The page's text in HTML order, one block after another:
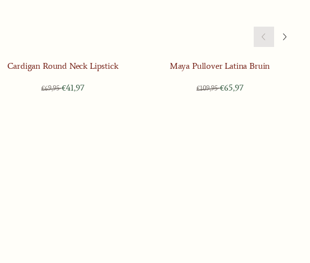
Cardigan Round Neck Lipstick
Van 69,95 voor 41,97
€69,95€41,97
Maya Pullover Latina Bruin
Van 109,95 voor 65,97
€109,95€65,97